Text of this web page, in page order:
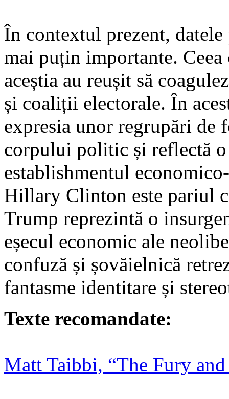
În contextul prezent,
mai puțin importante. Ceea
aceștia au reușit să
și coaliții electorale. În
expresia unor regrupări
corpului politic și reflectă
establishmentul
Hillary Clinton este pariul
Trump reprezintă o
eșecul economic ale
confuză și șovăielnică
fantasme identitare și
Texte recomandate:
Matt Taibbi, “The Fury